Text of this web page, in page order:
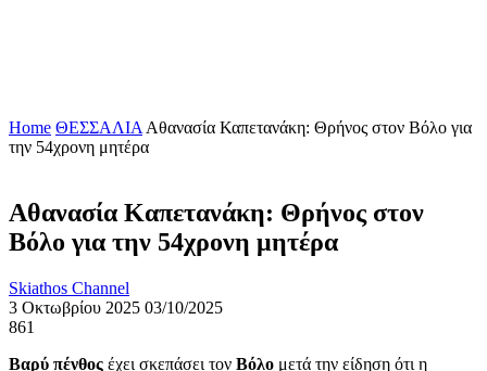
Home ΘΕΣΣΑΛΙΑ Αθανασία Καπετανάκη: Θρήνος στον Βόλο για
την 54χρονη μητέρα
Αθανασία Καπετανάκη: Θρήνος στον
Βόλο για την 54χρονη μητέρα
Skiathos Channel
3 Οκτωβρίου 2025 03/10/2025
861
Βαρύ πένθος έχει σκεπάσει τον Βόλο μετά την είδηση ότι η